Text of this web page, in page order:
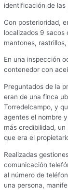
identificación de las
Con posterioridad,
localizados 9 sacos
mantones,
En una inspección
contenedor con
Preguntados de la
eran de una finca
Torredelcampo, y
agentes el nombre
más credibilidad,
que era el
Realizadas
comunicación
al número de
una persona,